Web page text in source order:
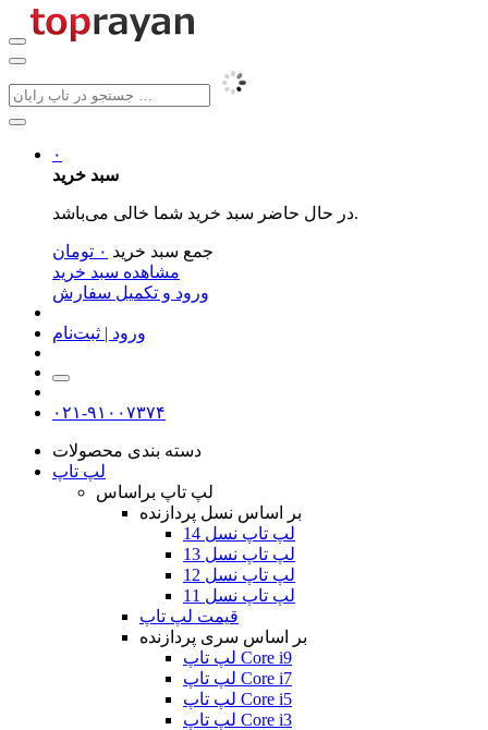
۰
سبد خرید
در حال حاضر سبد خرید شما خالی می‌باشد.
جمع سبد خرید ۰ تومان
مشاهده سبد خرید
ورود و تکمیل سفارش
ورود | ثبت‌نام
۰۲۱-۹۱۰۰۷۳۷۴
دسته بندی محصولات
لپ تاپ
لپ تاپ براساس
بر اساس نسل پردازنده
لپ تاپ نسل 14
لپ تاپ نسل 13
لپ تاپ نسل 12
لپ تاپ نسل 11
قیمت لپ تاپ
بر اساس سری پردازنده
لپ تاپ Core i9
لپ تاپ Core i7
لپ تاپ Core i5
لپ تاپ Core i3